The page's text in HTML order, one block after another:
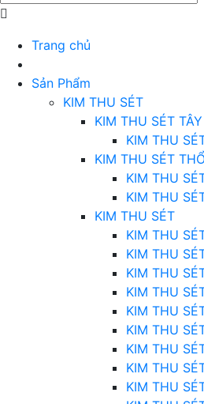
Trang chủ
Sản Phẩm
KIM THU SÉT
KIM THU SÉT
KIM THU
KIM THU SÉT
KIM THU
KIM THU
KIM THU SÉT
KIM THU
KIM THU
KIM THU
KIM THU
KIM THU
KIM THU
KIM THU
KIM THU
KIM THU